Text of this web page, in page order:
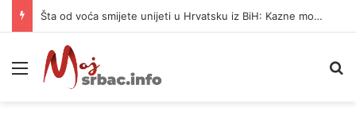
Šta od voća smijete unijeti u Hrvatsku iz BiH: Kazne mogu dostići 13.260 evra
Meni